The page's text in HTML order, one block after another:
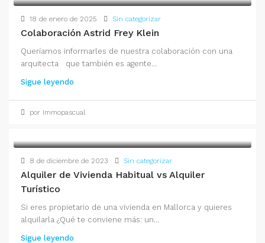
18 de enero de 2025 Sin categorizar
Colaboración Astrid Frey Klein
Queríamos informarles de nuestra colaboración con una
arquitecta que también es agente...
Sigue leyendo
por Immopascual
8 de diciembre de 2023 Sin categorizar
Alquiler de Vivienda Habitual vs Alquiler
Turístico
Si eres propietario de una vivienda en Mallorca y quieres
alquilarla ¿Qué te conviene más: un...
Sigue leyendo